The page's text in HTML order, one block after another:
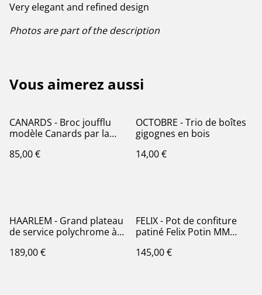
Very elegant and refined design
Photos are part of the description
Vous aimerez aussi
CANARDS - Broc joufflu
modèle Canards par la
Sarreguemines - Terre de
85,00 €
OCTOBRE - Trio de boîtes
gigognes en bois
14,00 €
HAARLEM - Grand plateau
de service polychrome à
la manufacture Villeroy et
189,00 €
FELIX - Pot de confiture
patiné Felix Potin MM
145,00 €